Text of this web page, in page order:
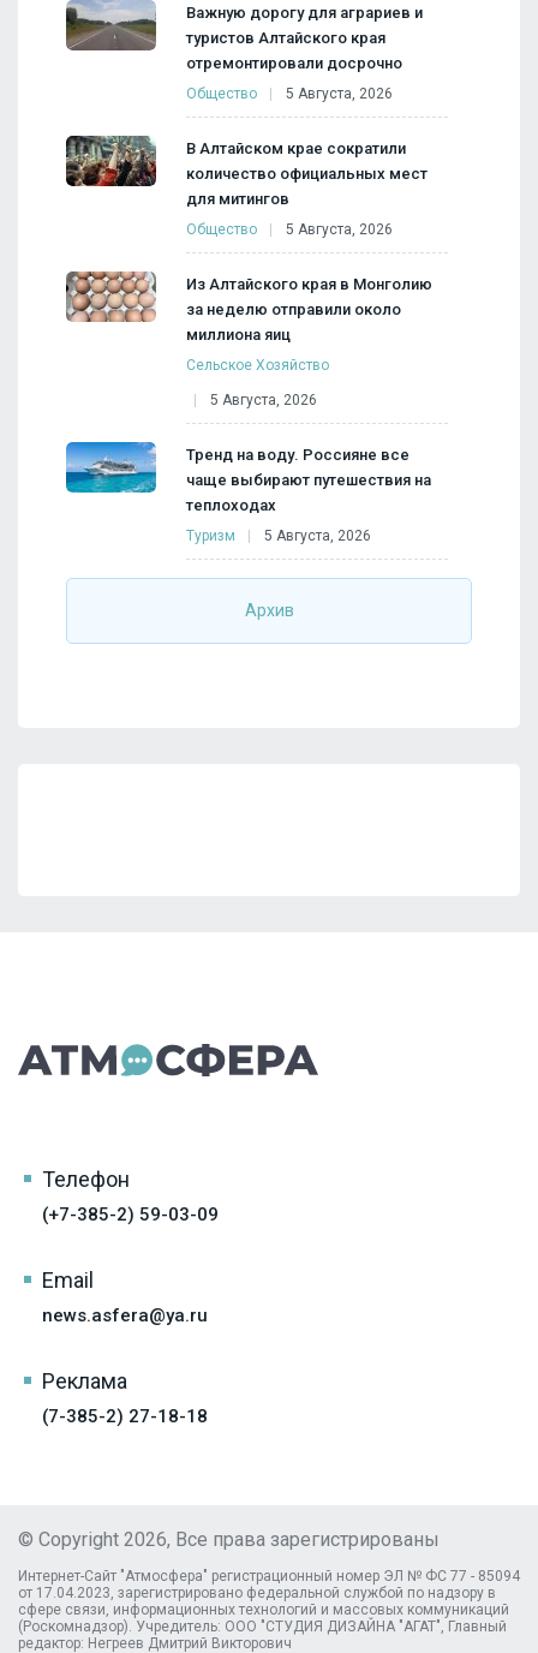
Важную дорогу для аграриев и
туристов Алтайского края
отремонтировали досрочно
Общество 5 Августа, 2026
В Алтайском крае сократили
количество официальных мест
для митингов
Общество 5 Августа, 2026
Из Алтайского края в Монголию
за неделю отправили около
миллиона яиц
Сельское Хозяйство
5 Августа, 2026
Тренд на воду. Россияне все
чаще выбирают путешествия на
теплоходах
Туризм 5 Августа, 2026
Архив
Телефон
(+7-385-2) 59-03-09
Email
news.asfera@ya.ru
Реклама
(7-385-2) 27-18-18
© Copyright 2026, Все права зарегистрированы
Интернет-Сайт "Атмосфера" регистрационный номер ЭЛ № ФС 77 - 85094
от 17.04.2023, зарегистрировано федеральной службой по надзору в
сфере связи, информационных технологий и массовых коммуникаций
(Роскомнадзор). Учредитель: ООО "СТУДИЯ ДИЗАЙНА "АГАТ", Главный
редактор: Негреев Дмитрий Викторович